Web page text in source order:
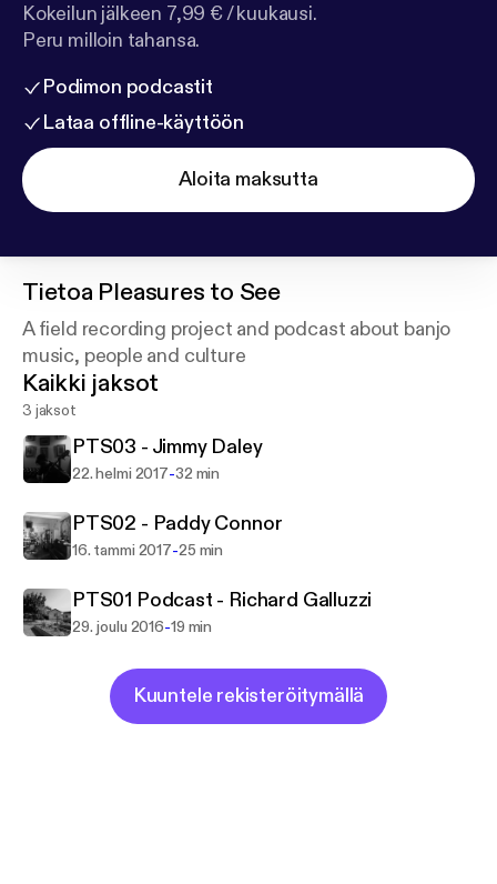
Kokeilun jälkeen 7,99 € / kuukausi.
Peru milloin tahansa.
Podimon podcastit
Lataa offline-käyttöön
Aloita maksutta
Tietoa Pleasures to See
A field recording project and podcast about banjo
music, people and culture
Kaikki jaksot
3 jaksot
PTS03 - Jimmy Daley
22. helmi 2017-32 min
PTS02 - Paddy Connor
16. tammi 2017-25 min
PTS01 Podcast - Richard Galluzzi
29. joulu 2016-19 min
Kuuntele rekisteröitymällä